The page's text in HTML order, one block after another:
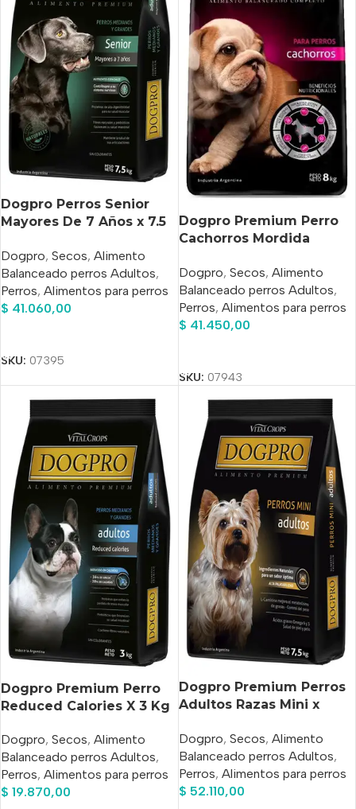
Dogpro Perros Senior
Mayores De 7 Años x 7.5
Dogpro, Secos, Alimento
Balanceado perros Adultos,
Perros, Alimentos para perros
$ 41.060,00
SKU: 07395
Dogpro Premium Perro
Cachorros Mordida
Dogpro, Secos, Alimento
Balanceado perros Adultos,
Perros, Alimentos para perros
$ 41.450,00
SKU: 07943
Dogpro Premium Perro
Reduced Calories X 3 Kg
Dogpro, Secos, Alimento
Balanceado perros Adultos,
Perros, Alimentos para perros
$ 19.870,00
Dogpro Premium Perros
Adultos Razas Mini x
Dogpro, Secos, Alimento
Balanceado perros Adultos,
Perros, Alimentos para perros
$ 52.110,00